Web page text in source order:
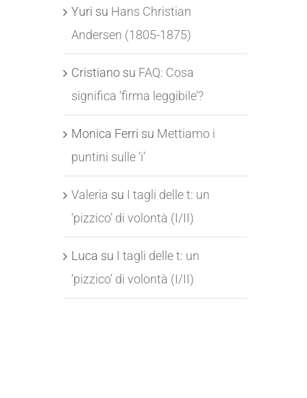
Yuri su Hans Christian
Andersen (1805-1875)
Cristianosu FAQ: Cosa
significa ‘firma leggibile’?
Monica Ferri su Mettiamo i
puntini sulle ‘i’
Valeria su I tagli delle t: un
‘pizzico’ di volontà (I/II)
Luca su I tagli delle t: un
‘pizzico’ di volontà (I/II)